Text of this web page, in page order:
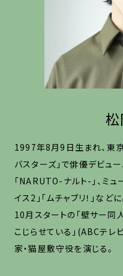
1997年8月9日生まれ、東
バスターズ」で俳優デビュー
「NARUTO-ナルト-」、ミュ
イス2」「ムチャブリ！」な
10月スタートの「壁サー
こじらせている」(ABCテ
家・猫屋敷守役を演じる。